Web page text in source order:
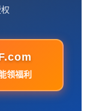
白嫖一切全爆◆充值好
免费顶赞★沙捐★狂暴
( 公益长
领福利